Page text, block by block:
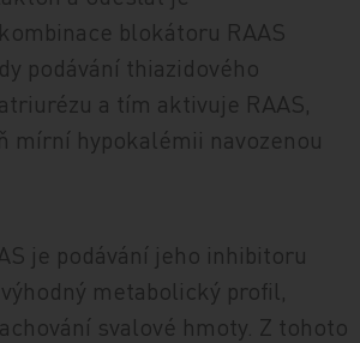
blokátoru RAAS
podávání thiazidového
a tím aktivuje RAAS,
mírní hypokalémii navozenou
je podávání jeho inhibitoru
metabolický profil,
svalové hmoty. Z tohoto